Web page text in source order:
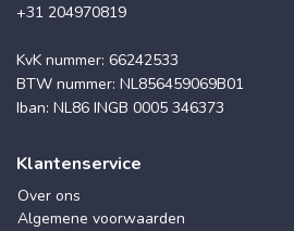
+31 204970819
KvK nummer: 66242533
BTW nummer: NL856459069B01
Iban: NL86 INGB 0005 346373
Klantenservice
Over ons
Algemene voorwaarden